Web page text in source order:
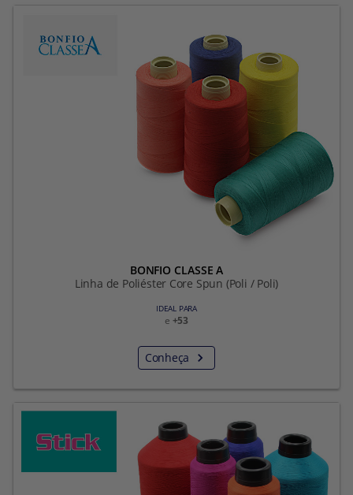
BONFIO CLASSE A
Linha de Poliéster Core Spun (Poli / Poli)
IDEAL PARA
e +53
Conheça